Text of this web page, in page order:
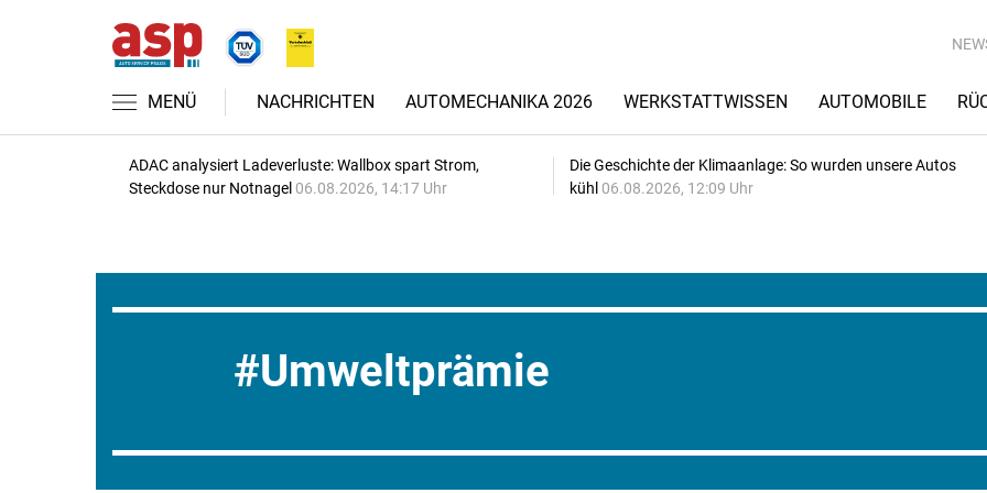
MENÜ NACHRICHTEN AUTOMECHANIKA 2026 WERKSTATTWISSEN AUTOMOBILE
ADAC analysiert Ladeverluste: Wallbox spart Strom,
Steckdose nur Notnagel 06.08.2026, 14:17 Uhr
Die Geschichte der Klimaanlage: So wurden unsere Autos
kühl 06.08.2026, 12:09 Uhr
Umweltprämie